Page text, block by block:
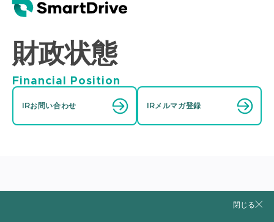
財政状態
Financial Position
IRお問い合わせ IRメルマガ登録
閉じる